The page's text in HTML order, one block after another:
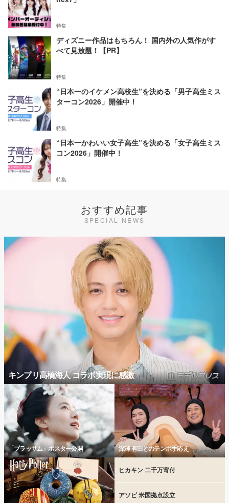
特集
ディズニー作品はもちろん！ 国内外の人気作がす
べて見放題！【PR】
特集
“日本一のイケメン高校生”を決める「男子高生ミス
ターコン2026」開催中！
特集
“日本一かわいい女子高生”を決める「女子高生ミス
コン2026」開催中！
特集
おすすめ記事
SPECIAL NEWS
キンプリ高橋海人 コラボ実現に感激
「ブラッサム」ポスター公開 深澤 有田とのテンポ手応え
ヒカキン 二千万寄付
アソビ 米国拠点設立